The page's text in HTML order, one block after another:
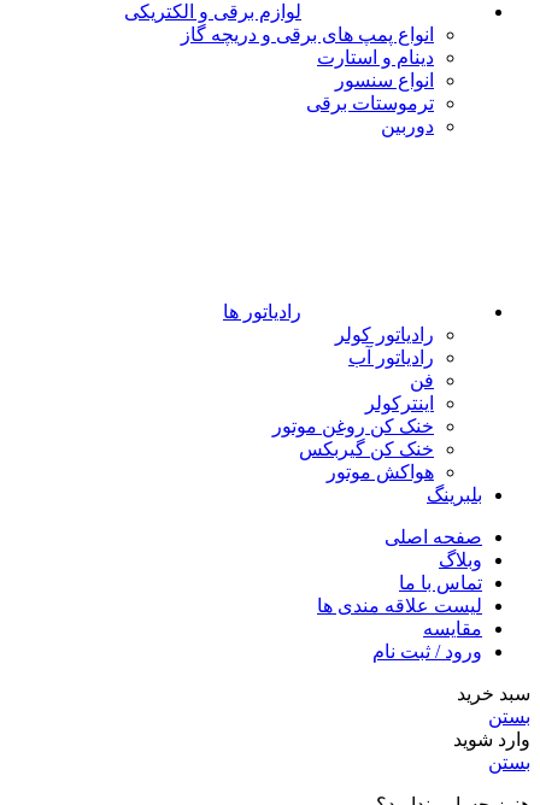
لوازم برقی و الکتریکی
انواع پمپ های برقی و دریچه گاز
دینام و استارت
انواع سنسور
ترموستات برقی
دوربین
رادیاتور ها
رادیاتور کولر
رادیاتور آب
فن
اینترکولر
خنک کن روغن موتور
خنک کن گیربکس
هواکش موتور
بلبرینگ
صفحه اصلی
وبلاگ
تماس با ما
لیست علاقه مندی ها
مقایسه
ورود / ثبت نام
سبد خرید
بستن
وارد شوید
بستن